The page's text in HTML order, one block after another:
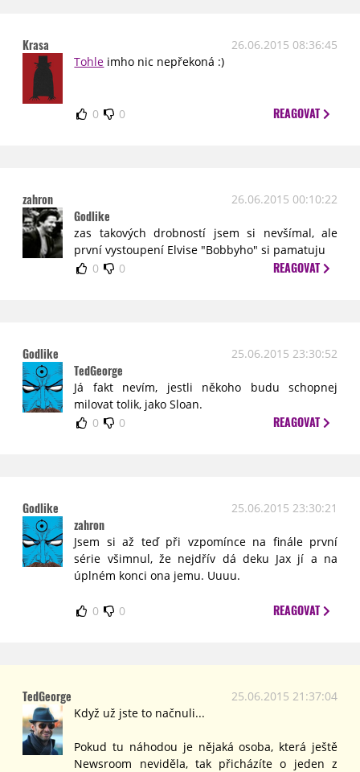
Krasa
26.06.2015 08:36:45
Tohle imho nic nepřekoná :)
0 0 REAGOVAT
zahron 26.06.2015 00:10:22
Godlike
zas takových drobností jsem si nevšímal, ale
první vystoupení Elvise "Bobbyho" si pamatuju
0
0 REAGOVAT
Godlike 25.06.2015 23:30:52
TedGeorge
Já fakt nevím, jestli někoho budu schopnej
milovat tolik, jako Sloan.
0
0 REAGOVAT
Godlike 25.06.2015 23:30:21
zahron
Jsem si až teď při vzpomínce na finále první
série všimnul, že nejdřív dá deku Jax jí a na
úplném konci ona jemu. Uuuu.
0 0 REAGOVAT
TedGeorge
25.06.2015 21:37:04
Když už jste to načnuli...
Pokud tu náhodou je nějaká osoba, která ještě
Newsroom neviděla, tak přicházíte o jeden z